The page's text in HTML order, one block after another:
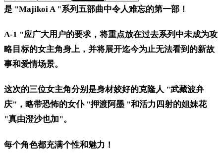
是 "Majikoi A "系列五部曲中令人难忘的第一部！
A-1 "应广大用户的要求，将重点放在过去系列中未成为攻
略目标的女主角身上，并将展开迄今为止无法看到的新故
事和爱情场景。
这次的三位女主角分别是身材姣好的克隆人 "武藏波弁
庆"，略带恐怖的女仆 "押渡阿墨 "和活力四射的姐妹花
"真由澄沙也加"。
每个角色都充满个性和魅力！